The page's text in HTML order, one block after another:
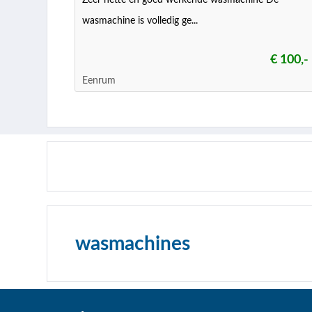
wasmachine is volledig ge...
€ 100,-
Eenrum
wasmachines